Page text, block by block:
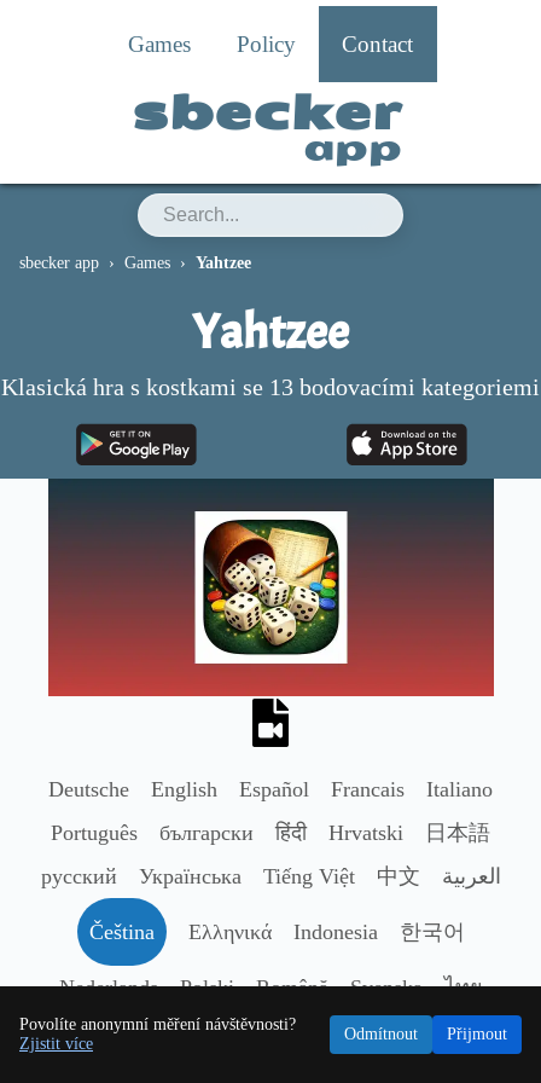
Povolíte anonymní měření návštěvnosti?
Zjistit více
Odmítnout Přijmout
Games Policy Contact
sbecker
app
sbecker app Games Yahtzee
Yahtzee
Klasická hra s kostkami se 13 bodovacími kategoriemi
Deutsche English Español Francais
Italiano
Português
български हिंदी Hrvatski
日本語
русский
Українська Tiếng Việt 中文 العربية
Čeština Ελληνικά Indonesia 한국어
Nederlands Polski Română Svenska
ไทย
Türkçe